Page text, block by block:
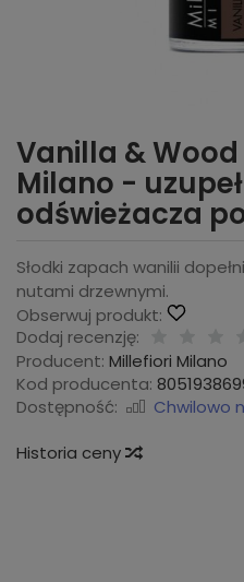
Vanilla &
Milano -
odświeżacza
Słodki zapach wanilii
nutami drzewnymi.
Obserwuj produkt:
Dodaj recenzję:
Producent: Millefiori Milano
Kod producenta:
Dostępność:
Chwilowo
Historia ceny